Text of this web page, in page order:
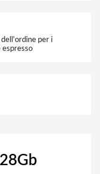
per i
espresso